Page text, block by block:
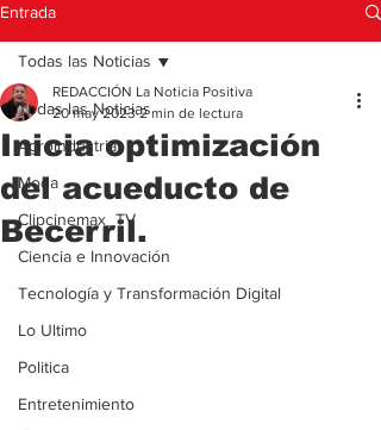
Entrada
Todas las Noticias
Agroindustria
Moda
Clipcinemax_TV
Ciencia e Innovación
Tecnología y Transformación Digital
Lo Ultimo
Politica
Entretenimiento
Todas las Noticias
Inicia optimización
del acueducto de
Becerril.
REDACCIÓN La Noticia Positiva
20 may 2023 2 min de lectura